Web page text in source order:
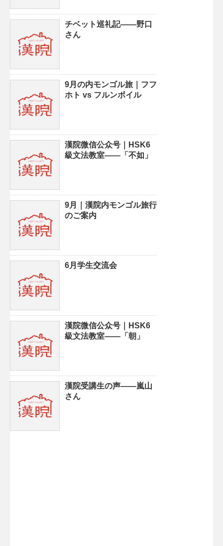
チベット巡礼記——野口
さん
9月の内モンゴル旅｜フフ
ホト vs フルンボイル
漢院微信公众号｜HSK6
級文法教室——「不如」
9月｜漢院内モンゴル旅行
のご案内
6月学生交流会
漢院微信公众号｜HSK6
級文法教室——「朝」
漢院受講生の声——嵐山
さん